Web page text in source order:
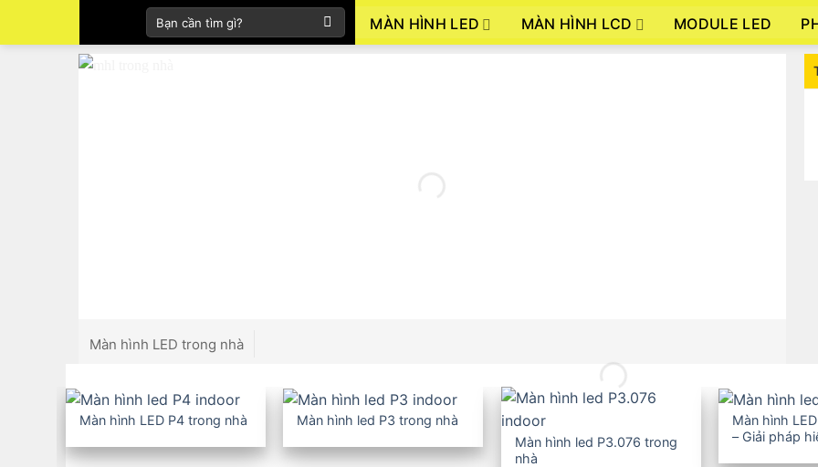
kiếm:
MÀN HÌNH LED MÀN HÌNH LCD MODULE LED
Màn hình LED trong nhà
Màn hình LCD ghép
Màn hình LED P4 trong nhà
Màn hình led P3 trong nhà
Màn hình led P3.076 trong
nhà
Màn hình
– Giải pháp